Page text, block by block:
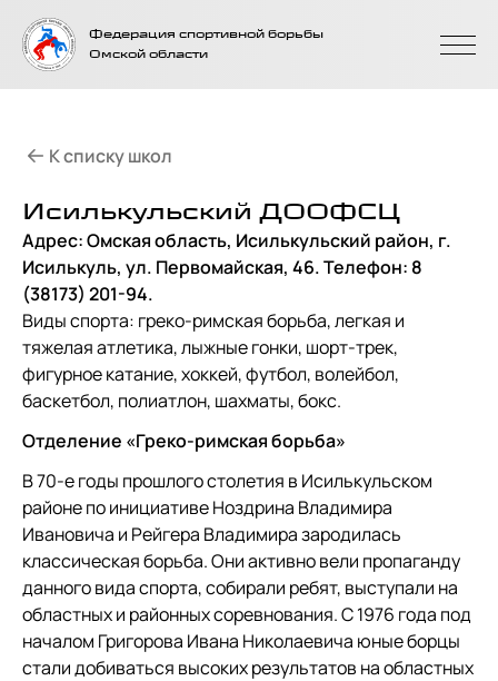
На главную
страницу
Федерация спортивной борьбы
Омской области
Исилькульский ДООФСЦ
Адрес: Омская область, Исилькульский район, г.
Исилькуль, ул. Первомайская, 46. Телефон: 8
(38173) 201-94.
Виды спорта: греко-римская борьба, легкая и
тяжелая атлетика, лыжные гонки, шорт-трек,
фигурное катание, хоккей, футбол, волейбол,
баскетбол, полиатлон, шахматы, бокс.
Отделение «Греко-римская борьба»
В 70-е годы прошлого столетия в Исилькульском
районе по инициативе Ноздрина Владимира
Ивановича и Рейгера Владимира зародилась
классическая борьба. Они активно вели пропаганду
данного вида спорта, собирали ребят, выступали на
областных и районных соревнования. С 1976 года под
началом Григорова Ивана Николаевича юные борцы
стали добиваться высоких результатов на областных
К списку школ